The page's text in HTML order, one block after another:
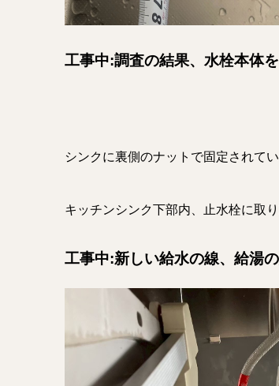
工事中:調査の結果、水栓本体
シンクに裏側のナットで固定されて
キッチンシンク下部内、止水栓に取
工事中:新しい給水の線、給湯